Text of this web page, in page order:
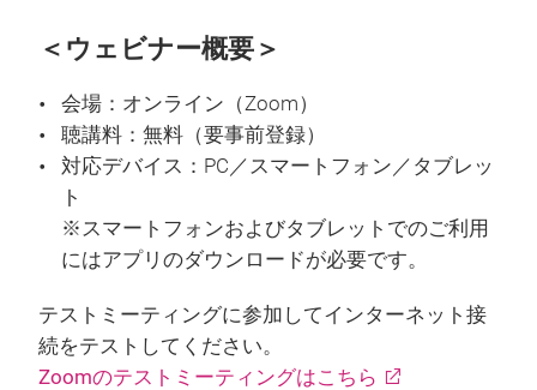
＜ウェビナー概要＞
会場：オンライン（Zoom）
聴講料：無料（要事前登録）
対応デバイス：PC／スマートフォン／タブレッ
ト
※スマートフォンおよびタブレットでのご利用
にはアプリのダウンロードが必要です。
テストミーティングに参加してインターネット接
続をテストしてください。
Zoomのテストミーティングはこちら